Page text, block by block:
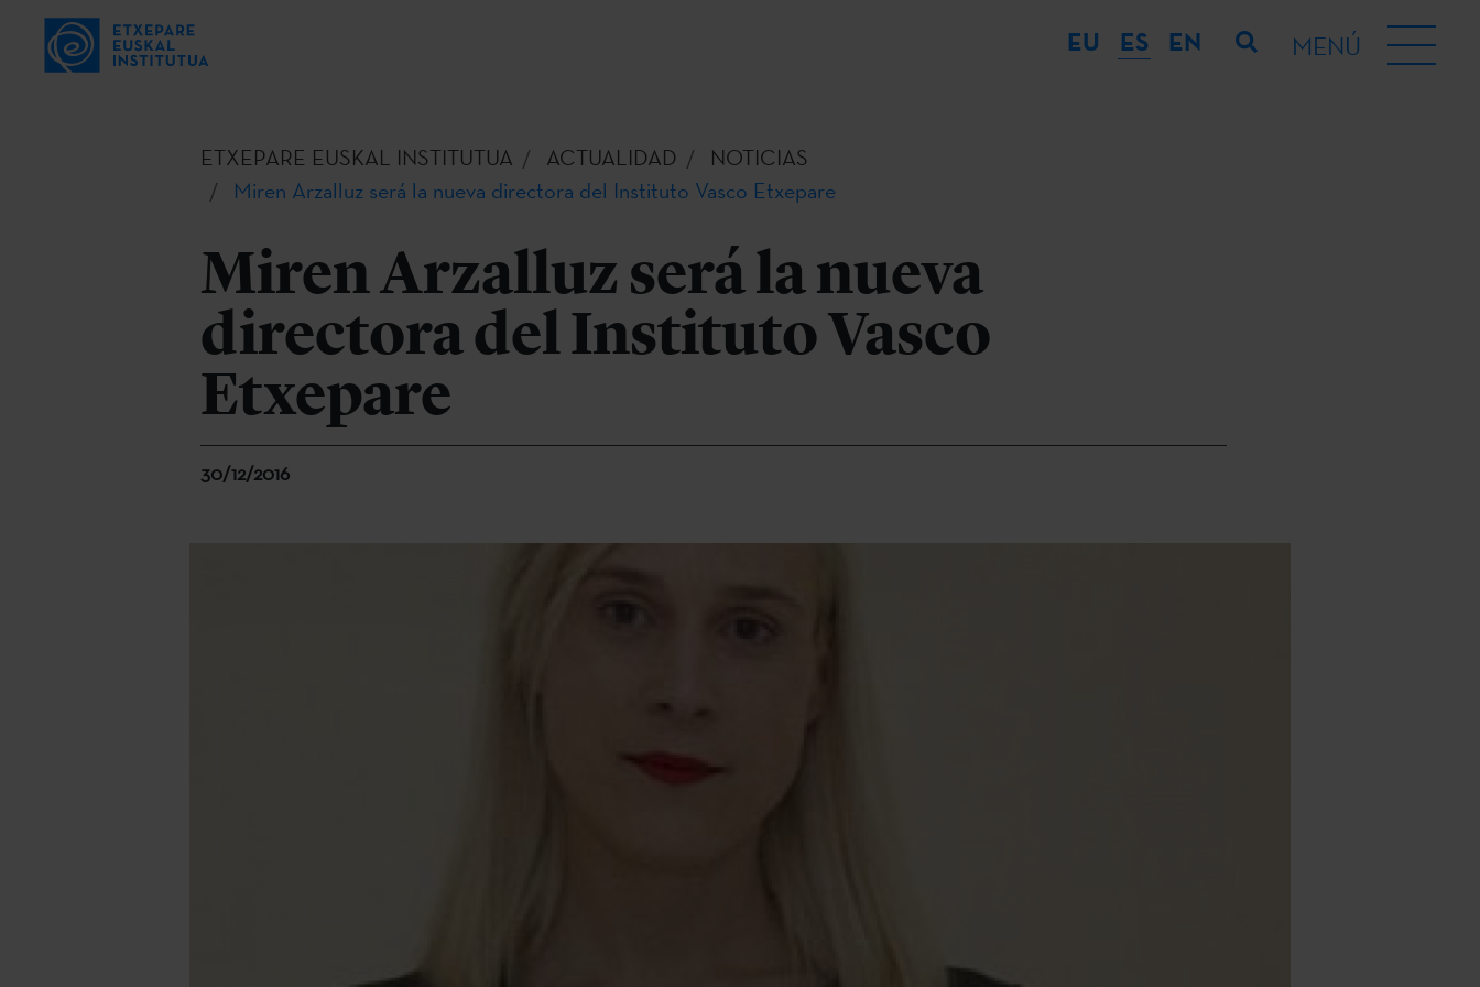
EU ES EN MENÚ
ETXEPARE EUSKAL INSTITUTUA ACTUALIDAD
NOTICIAS
Miren Arzalluz será la nueva directora del Instituto Vasco Etxepare
Miren Arzalluz será la nueva
directora del Instituto Vasco
Etxepare
30/12/2016